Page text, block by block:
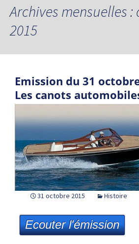
Archives mensuelles :
2015
Emission du 31
Les canots
31 octobre 2015 Histoire
Ecouter l'émission